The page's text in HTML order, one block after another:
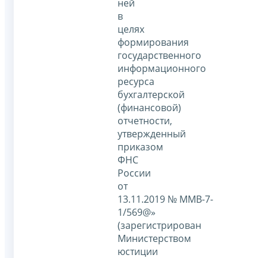
ней
в
целях
формирования
государственного
информационного
ресурса
бухгалтерской
(финансовой)
отчетности,
утвержденный
приказом
ФНС
России
от
13.11.2019 № ММВ-7-
1/569@»
(зарегистрирован
Министерством
юстиции